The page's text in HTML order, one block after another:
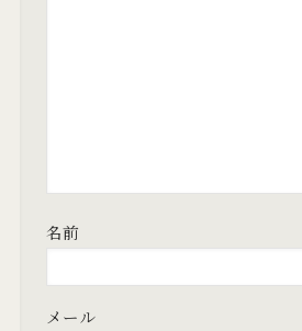
名前
メール